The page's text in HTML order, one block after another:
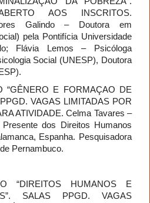
AOS INSCRITOS.
Galindo – Doutora em
pela Pontifícia Universidade
Flávia Lemos – Psicóloga
Social (UNESP), Doutora
“GÊNERO E FORMAÇAO DE
VAGAS LIMITADAS POR
ATIVIDADE. Celma Tavares –
dos Direitos Humanos
Espanha. Pesquisadora
Pernambuco.
“DIREITOS HUMANOS E
SALAS PPGD. VAGAS